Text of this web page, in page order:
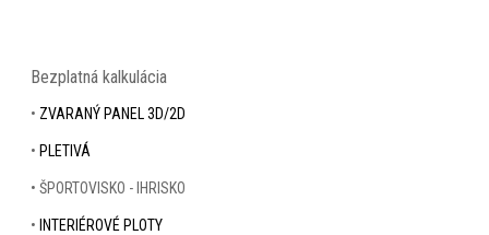
Bezplatná kalkulácia
• ZVARANÝ PANEL 3D/2D
• PLETIVÁ
• ŠPORTOVISKO - IHRISKO
• INTERIÉROVÉ PLOTY